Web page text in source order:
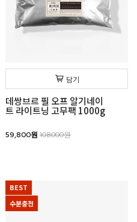
담기
데쌍브르 필 오프 알기네이
트 라이트닝 고무팩 1000g
59,800원 108000원
BEST
수분충전